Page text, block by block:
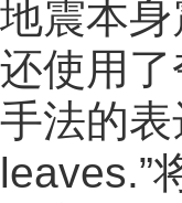
地震本
还使用
手法的
leaves.”